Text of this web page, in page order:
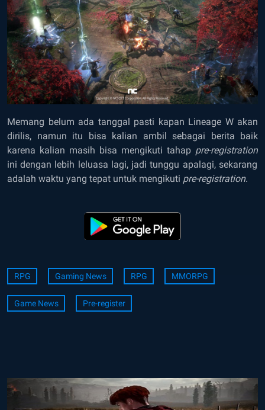
Memang belum ada tanggal pasti kapan Lineage W akan
dirilis, namun itu bisa kalian ambil sebagai berita baik
karena kalian masih bisa mengikuti tahap pre-registration
ini dengan lebih leluasa lagi, jadi tunggu apalagi, sekarang
adalah waktu yang tepat untuk mengikuti pre-registration.
RPG Gaming News RPG MMORPG
Game News Pre-register